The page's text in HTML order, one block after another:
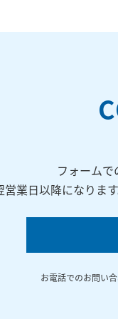
フォーム
業日以降になりま
お電話でのお問い